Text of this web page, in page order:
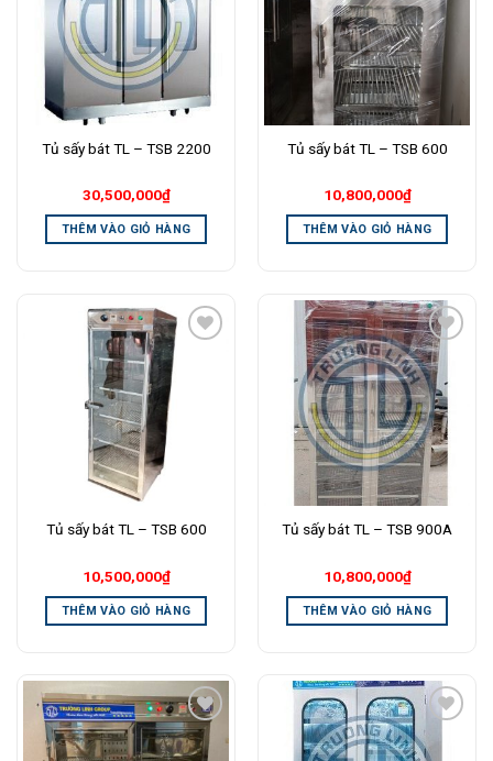
Tủ sấy bát TL – TSB 2200
30,500,000₫
THÊM VÀO GIỎ HÀNG
Tủ sấy bát TL – TSB 600
10,800,000₫
THÊM VÀO GIỎ HÀNG
Wishlist
Tủ sấy bát TL – TSB 600
10,500,000₫
THÊM VÀO GIỎ HÀNG
Add to
Wishlist
Tủ sấy bát TL – TSB 900A
10,800,000₫
THÊM VÀO GIỎ HÀNG
Add to
Wishlist
Add to
Wishlist